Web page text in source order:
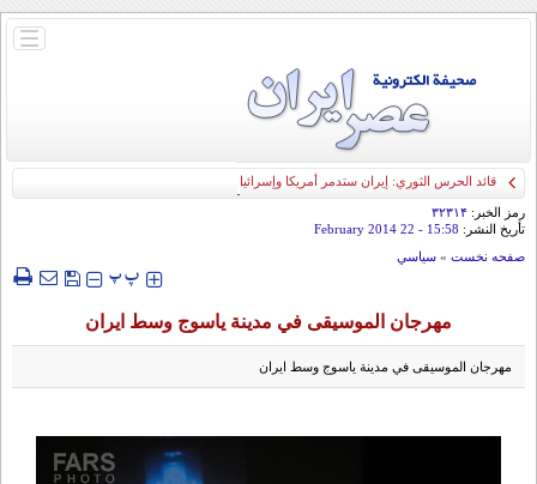
باز
قائد الحرس الثوري: إيران ستدمر أمريكا وإسرائيل والسعودية إذا تجاوزت خطوط طهران
الحمراء
رمز الخبر: ۳۲۳۱۴
تأريخ النشر: 15:58
- 22 February 2014
صفحه نخست » سياسي
‍‍‍ پپ
مهرجان الموسیقی في مدینة یاسوج وسط ایران
مهرجان الموسیقی في مدینة یاسوج وسط ایران